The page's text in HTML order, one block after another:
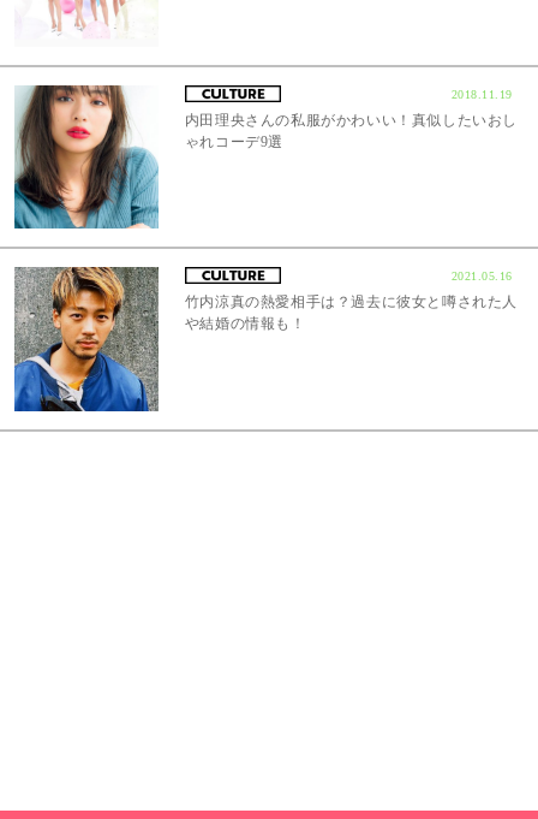
2018.11.19
内田理央さんの私服がかわいい！真似したいおし
ゃれコーデ9選
2021.05.16
竹内涼真の熱愛相手は？過去に彼女と噂された人
や結婚の情報も！